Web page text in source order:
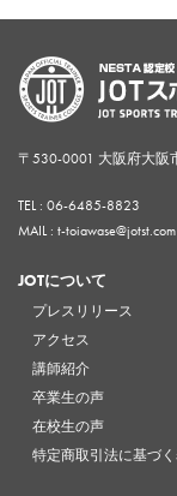
〒530-0001 大阪府大阪
TEL : 06-6485-8823
MAIL : t-toiawase@jotst.com
JOTについて
プレスリリース
アクセス
講師紹介
卒業生の声
在校生の声
特定商取引法に基づ